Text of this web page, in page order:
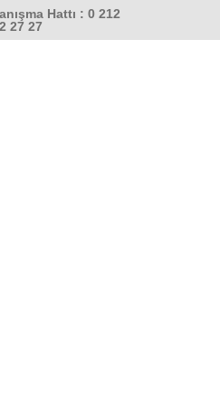
Hattı : 0 212
27 27